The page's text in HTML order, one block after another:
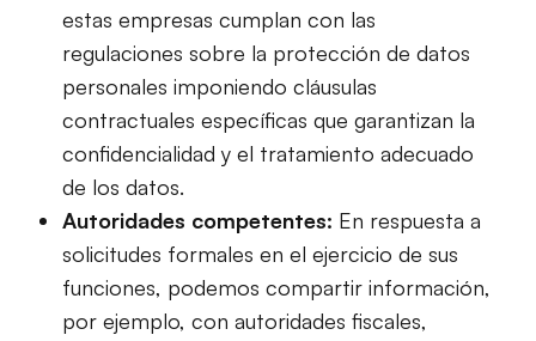
estas empresas cumplan con las
regulaciones sobre la protección de datos
personales imponiendo cláusulas
contractuales específicas que garantizan la
confidencialidad y el tratamiento adecuado
de los datos.
Autoridades competentes: En respuesta a
solicitudes formales en el ejercicio de sus
funciones, podemos compartir información,
por ejemplo, con autoridades fiscales,